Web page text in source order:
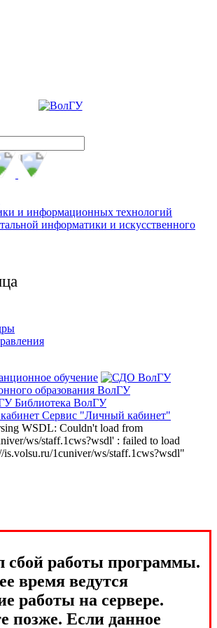
сайтом. Пожалуйста
и информационных технологий
информатики и искусственного
обучение
образования ВолГУ
Библиотека ВолГУ
Сервис "Личный кабинет"
WSDL: Couldn't load from
ws/staff.1cws?wsdl' : failed to load
is.volsu.ru/1cuniver/ws/staff.1cws?wsdl"
сбой работы программы.
время ведутся
работы на сервере.
позже. Если данное